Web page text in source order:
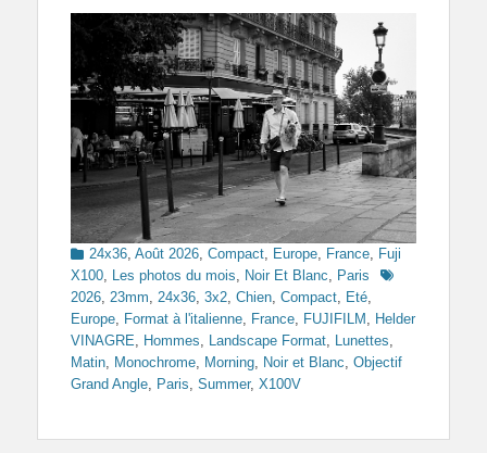
Categories
24x36 Août 2026 Compact Europe France
Fuji
X100
Les photos du mois Noir Et Blanc Paris
Tags
2026 23mm 24x36 3x2 Chien Compact Eté
Europe
Format à l'italienne France FUJIFILM
Helder
VINAGRE
Hommes Landscape Format Lunettes
Matin
Monochrome Morning Noir et Blanc Objectif
Grand Angle
Paris Summer, X100V